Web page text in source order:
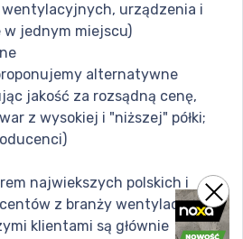
urządzenia i
w jednym miejscu)
alternatywne
jakość za rozsądną cenę,
z wysokiej i "niższej" półki;
najwiekszych polskich i
z branży wentylacyjnej i
klientami są głównie